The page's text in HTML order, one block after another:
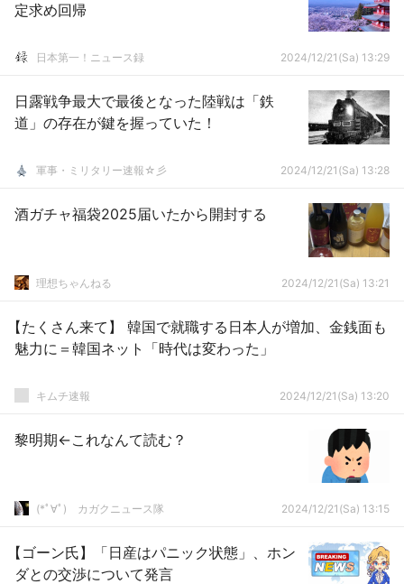
定求め回帰
日本第一！ニュース録 2024/12/21(Sa) 13:29
日露戦争最大で最後となった陸戦は「鉄
道」の存在が鍵を握っていた！
軍事・ミリタリー速報☆彡 2024/12/21(Sa) 13:28
酒ガチャ福袋2025届いたから開封する
理想ちゃんねる 2024/12/21(Sa) 13:21
【たくさん来て】 韓国で就職する日本人が増加、金銭面も
魅力に＝韓国ネット「時代は変わった」
キムチ速報 2024/12/21(Sa) 13:20
黎明期←これなんて読む？
(*ﾟ∀ﾟ)ゞカガクニュース隊 2024/12/21(Sa) 13:15
【ゴーン氏】「日産はパニック状態」、ホン
ダとの交渉について発言